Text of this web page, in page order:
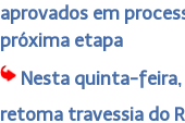
aprovados em
próxima etapa
Nesta quinta-feira,
retoma travessia do